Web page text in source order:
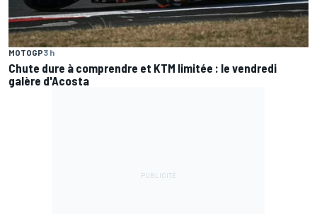
MOTOGP3 h
Chute dure à comprendre et KTM limitée : le vendredi
galère d'Acosta